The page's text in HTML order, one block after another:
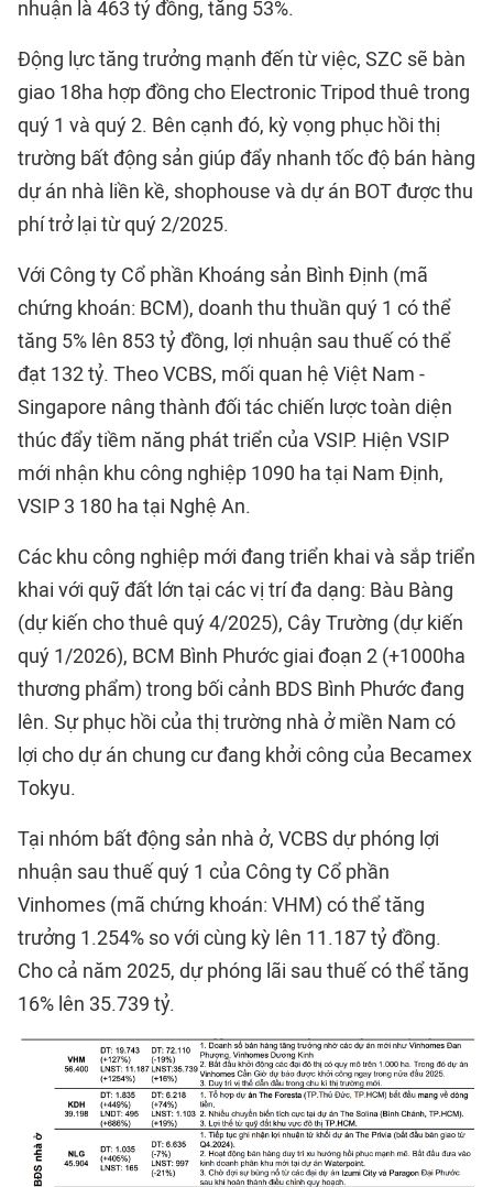
nhuận là 463 tỷ đồng, tăng 53%.
Động lực tăng trưởng mạnh đến từ việc, SZC sẽ bàn
giao 18ha hợp đồng cho Electronic Tripod thuê trong
quý 1 và quý 2. Bên cạnh đó, kỳ vọng phục hồi thị
trường bất động sản giúp đẩy nhanh tốc độ bán hàng
dự án nhà liền kề, shophouse và dự án BOT được thu
phí trở lại từ quý 2/2025.
Với Công ty Cổ phần Khoáng sản Bình Định (mã
chứng khoán: BCM), doanh thu thuần quý 1 có thể
tăng 5% lên 853 tỷ đồng, lợi nhuận sau thuế có thể
đạt 132 tỷ. Theo VCBS, mối quan hệ Việt Nam -
Singapore nâng thành đối tác chiến lược toàn diện
thúc đẩy tiềm năng phát triển của VSIP. Hiện VSIP
mới nhận khu công nghiệp 1090 ha tại Nam Định,
VSIP 3 180 ha tại Nghệ An.
Các khu công nghiệp mới đang triển khai và sắp triển
khai với quỹ đất lớn tại các vị trí đa dạng: Bàu Bàng
(dự kiến cho thuê quý 4/2025), Cây Trường (dự kiến
quý 1/2026), BCM Bình Phước giai đoạn 2 (+1000ha
thương phẩm) trong bối cảnh BDS Bình Phước đang
lên. Sự phục hồi của thị trường nhà ở miền Nam có
lợi cho dự án chung cư đang khởi công của Becamex
Tokyu.
Tại nhóm bất động sản nhà ở, VCBS dự phóng lợi
nhuận sau thuế quý 1 của Công ty Cổ phần
Vinhomes (mã chứng khoán: VHM) có thể tăng
trưởng 1.254% so với cùng kỳ lên 11.187 tỷ đồng.
Cho cả năm 2025, dự phóng lãi sau thuế có thể tăng
16% lên 35.739 tỷ.